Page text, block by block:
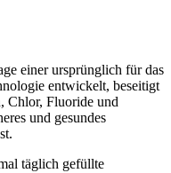
einer ursprünglich für das
entwickelt, beseitigt
Chlor, Fluoride und
und gesundes
täglich gefüllte